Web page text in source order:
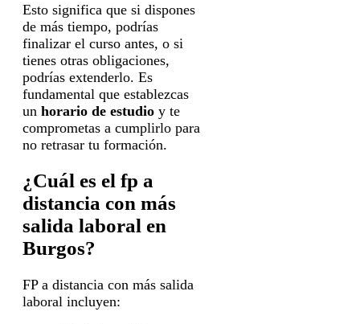
Esto significa que si dispones
de más tiempo, podrías
finalizar el curso antes, o si
tienes otras obligaciones,
podrías extenderlo. Es
fundamental que establezcas
un horario de estudio y te
comprometas a cumplirlo para
no retrasar tu formación.
¿Cuál es el fp a
distancia con más
salida laboral en
Burgos?
FP a distancia con más salida
laboral incluyen: